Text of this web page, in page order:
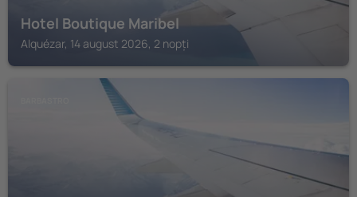
Hotel Boutique Maribel
Alquézar, 14 august 2026, 2 nopți